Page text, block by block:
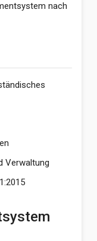
nach
Verwaltung